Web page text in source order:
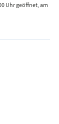
Uhr geöffnet, am